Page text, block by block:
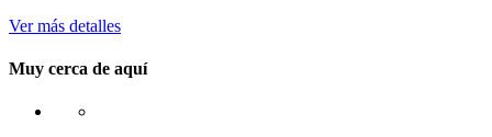
Ver más detalles
Muy cerca de aquí